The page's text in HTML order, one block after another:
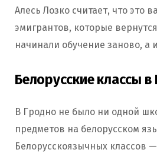
Алесь Лозко считает, что это
эмигрантов, которые
начинали обучение заново, а
Белорусские классы
В Гродно не было ни одной
предметов на белорусском
Белорусскоязычных классов